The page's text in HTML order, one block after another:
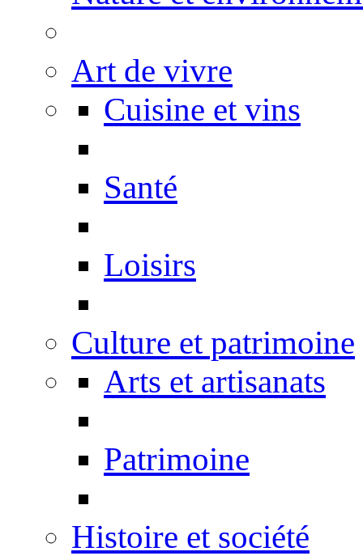
Art de vivre
Cuisine et vins
Santé
Loisirs
Culture et patrimoine
Arts et artisanats
Patrimoine
Histoire et société